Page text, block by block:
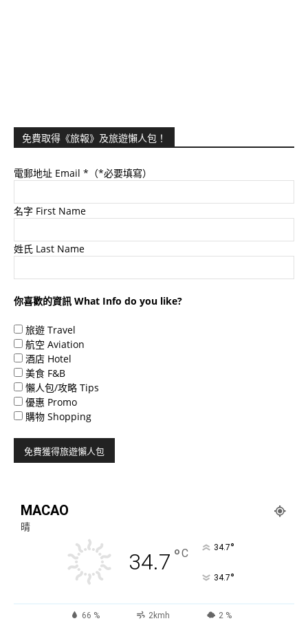
免費取得《旅報》及旅遊懶人包！
電郵地址 Email *（*必要填寫）
名字 First Name
姓氏 Last Name
你喜歡的資訊 What Info do you like?
旅遊 Travel
航空 Aviation
酒店 Hotel
美食 F&B
懶人包/攻略 Tips
優惠 Promo
購物 Shopping
MACAO
晴
34.7 °C 34.7°
34.7°
66 % 2kmh 2 %